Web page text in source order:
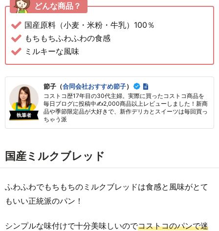
どんな商品？
国産原料（小麦・米粉・牛乳）100％
もちもちふわふわの食感
ミルキーな風味
執筆者
節子（合同会社おすすめ節子）
コストコ歴17年目の30代主婦。実際に買ったコストコ商品を
毎日ブログに投稿中✍2,000商品以上レビューしました！新商
品や季節限定品が大好きで、新作デリカとスイーツは毎回買っ
ちゃう派
国産ミルクブレッド
ふわふわでもちもちのミルクブレッドは食感と風味がとて
もいい正統派のパン！
シンプルな味付けで十分美味しいのでコストコのパンで迷